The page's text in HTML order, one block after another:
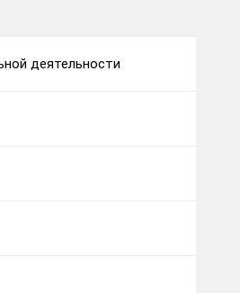
деятельности